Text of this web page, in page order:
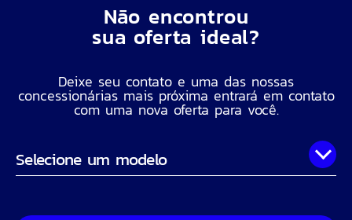
Não encontrou
sua oferta ideal?
Deixe seu contato e uma das nossas
concessionárias mais próxima entrará em contato
com uma nova oferta para você.
Onde você está?